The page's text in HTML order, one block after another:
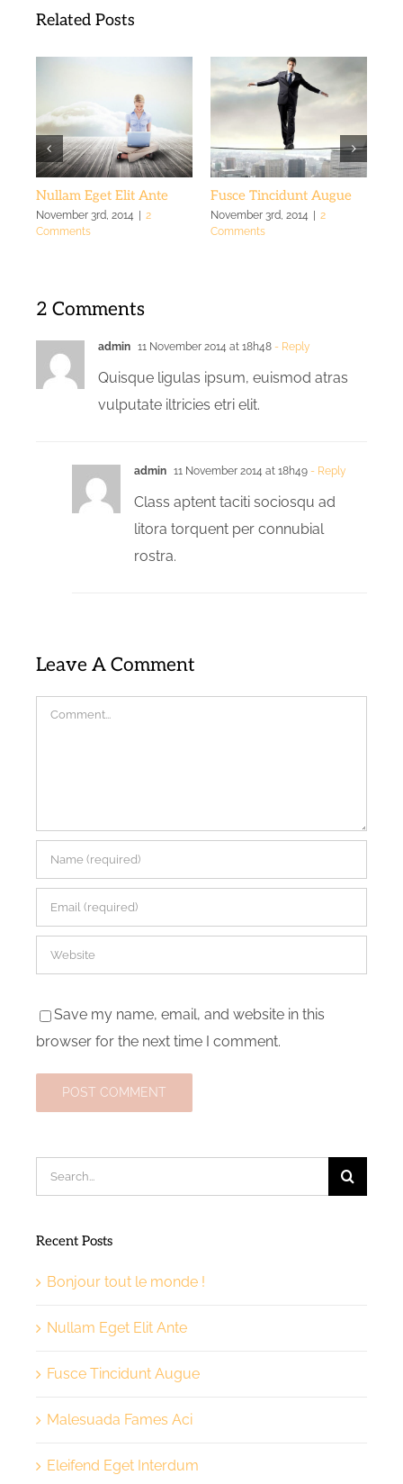
Related Posts
Nullam Eget Elit Ante
November 3rd, 2014 | 2
Comments
Fusce Tincidunt Augue
November 3rd, 2014 | 2
Comments
2 Comments
admin 11 November 2014 at 18h48- Reply
Quisque ligulas ipsum, euismod atras
vulputate iltricies etri elit.
admin 11 November 2014 at 18h49- Reply
Class aptent taciti sociosqu ad
litora torquent per connubial
rostra.
Leave A Comment
Comment
Save my name, email, and website in this
browser for the next time I comment.
Search
for:
Recent Posts
Bonjour tout le monde !
Nullam Eget Elit Ante
Fusce Tincidunt Augue
Malesuada Fames Aci
Eleifend Eget Interdum